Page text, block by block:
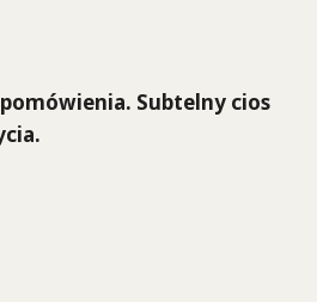
Subtelny cios